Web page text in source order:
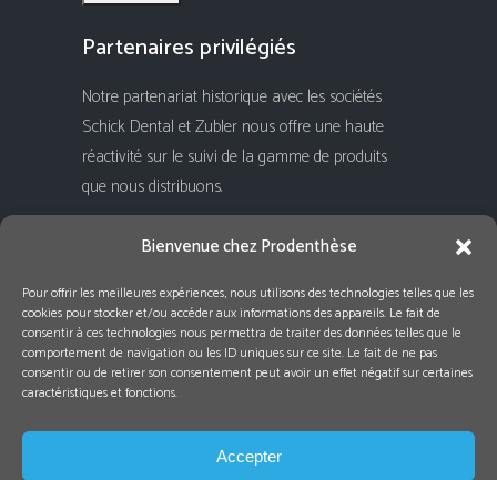
Bienvenue chez Prodenthèse
Pour offrir les meilleures expériences, nous utilisons des technologies telles que les
cookies pour stocker et/ou accéder aux informations des appareils. Le fait de
consentir à ces technologies nous permettra de traiter des données telles que le
comportement de navigation ou les ID uniques sur ce site. Le fait de ne pas
consentir ou de retirer son consentement peut avoir un effet négatif sur certaines
caractéristiques et fonctions.
Accepter
Partenaires privilégiés
Notre partenariat historique avec les sociétés
Schick Dental et Zubler nous offre une haute
réactivité sur le suivi de la gamme de produits
que nous distribuons.
Rejoignez-nous !